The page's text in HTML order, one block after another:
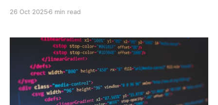
に最適です。 * 開発元：Streamlit Inc.（現在は
Snowflake 社に買収済み） * 対象：データ分析・機械学
習・可視化・社内ツールなど ２．特徴 項目説明簡単な
記述普通のPythonスクリプトにst.write()などを追加す
るだけでアプリ化可能。即時反映コードを変更するとブ
ラウザが自動で更新される（ホットリロード機能）。豊
26 Oct 2025 6 min read